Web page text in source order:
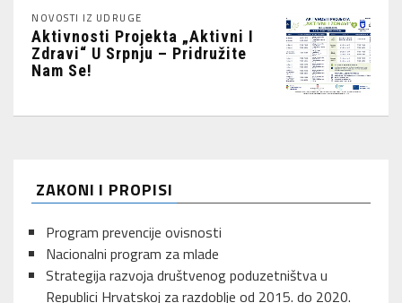
NOVOSTI IZ UDRUGE
Aktivnosti Projekta „Aktivni I
Zdravi“ U Srpnju – Pridružite
Nam Se!
ZAKONI I PROPISI
Program prevencije ovisnosti
Nacionalni program za mlade
Strategija razvoja društvenog poduzetništva u
Republici Hrvatskoj za razdoblje od 2015. do 2020.